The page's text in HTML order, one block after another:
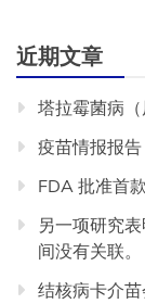
近期文章
塔拉霉菌病（
疫苗情报报
FDA 批准首
另一项研究
间没有关联。
结核病卡介